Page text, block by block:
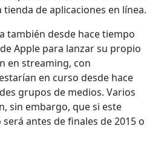
de aplicaciones en línea.
también desde hace tiempo
Apple para lanzar su propio
en streaming, con
en curso desde hace
grupos de medios. Varios
sin embargo, que si este
antes de finales de 2015 o